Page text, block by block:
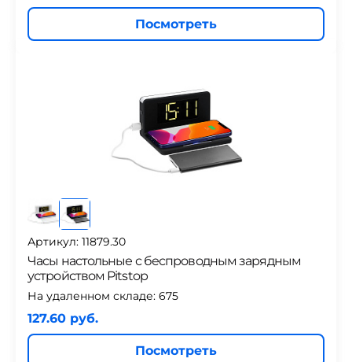
Посмотреть
Артикул: 11879.30
Часы настольные с беспроводным зарядным
устройством Pitstop
На удаленном складе: 675
127.60 руб.
Посмотреть